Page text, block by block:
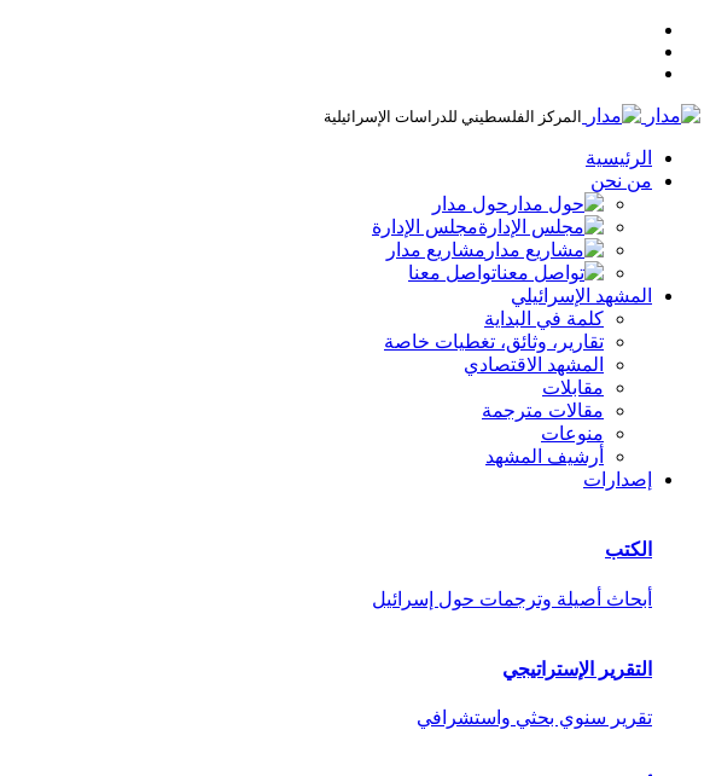
المركز الفلسطيني للدراسات الإسرائيلية
الرئيسية
من نحن
حول مدار
مجلس الإدارة
مشاريع مدار
تواصل معنا
المشهد الإسرائيلي
كلمة في البداية
تقارير، وثائق، تغطيات خاصة
المشهد الاقتصادي
مقابلات
مقالات مترجمة
منوعات
أرشيف المشهد
إصدارات
الكتب
أبحاث أصيلة وترجمات حول إسرائيل
التقرير الإستراتيجي
تقرير سنوي بحثي واستشرافي